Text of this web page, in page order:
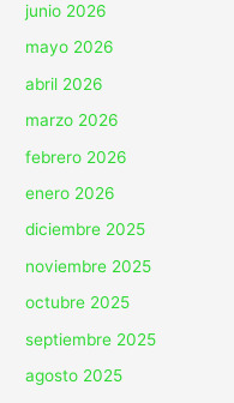
junio 2026
mayo 2026
abril 2026
marzo 2026
febrero 2026
enero 2026
diciembre 2025
noviembre 2025
octubre 2025
septiembre 2025
agosto 2025